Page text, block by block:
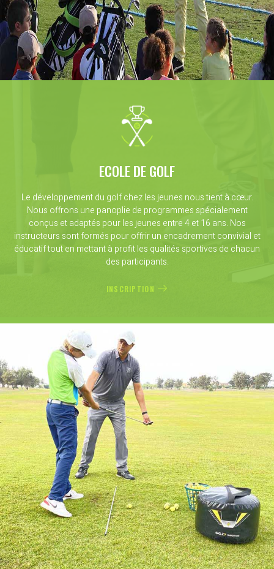
ECOLE DE GOLF
Le développement du golf chez les jeunes nous tient à cœur.
Nous offrons une panoplie de programmes spécialement
conçus et adaptés pour les jeunes entre 4 et 16 ans. Nos
instructeurs sont formés pour offrir un encadrement convivial et
éducatif tout en mettant à profit les qualités sportives de chacun
des participants.
INSCRIPTION